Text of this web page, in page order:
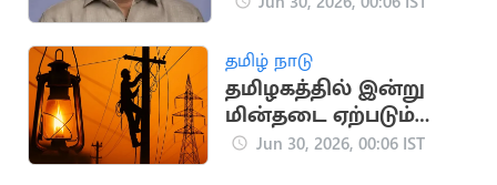
தமிழ் நாடு
தமிழகத்தில் இன்று
மின்தடை ஏற்படும்
பகுதிகள் இவைதான்
Jun 30, 2026, 00:06 IST